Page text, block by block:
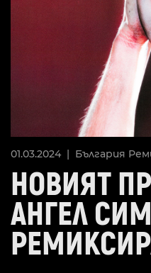
01.03.2024 | България
НОВИЯТ
АНГЕЛ